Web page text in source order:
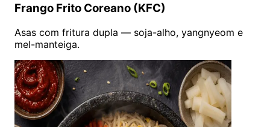
Frango Frito Coreano (KFC)
Asas com fritura dupla — soja-alho, yangnyeom e
mel-manteiga.